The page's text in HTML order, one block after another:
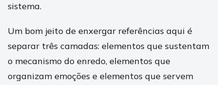
sistema.
Um bom jeito de enxergar referências aqui é
separar três camadas: elementos que sustentam
o mecanismo do enredo, elementos que
organizam emoções e elementos que servem